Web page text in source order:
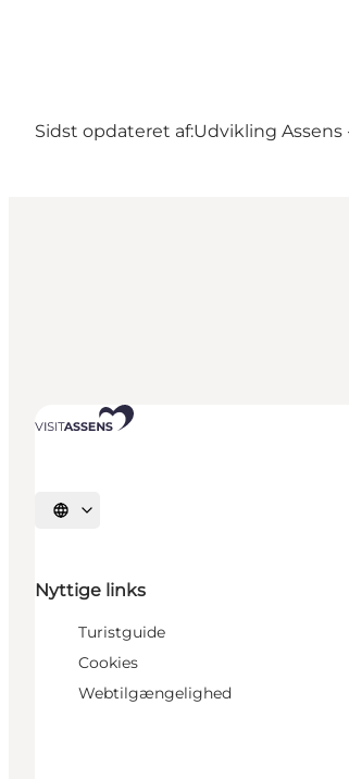
Sidst opdateret af:Udvikling Assens
Vælg sprog
Nyttige links
Turistguide
Cookies
Webtilgængelighed